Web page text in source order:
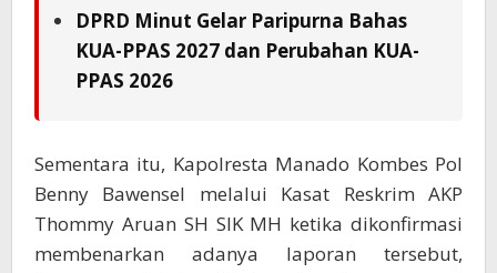
DPRD Minut Gelar Paripurna Bahas
KUA-PPAS 2027 dan Perubahan KUA-
PPAS 2026
Sementara itu, Kapolresta Manado Kombes Pol
Benny Bawensel melalui Kasat Reskrim AKP
Thommy Aruan SH SIK MH ketika dikonfirmasi
membenarkan adanya laporan tersebut,